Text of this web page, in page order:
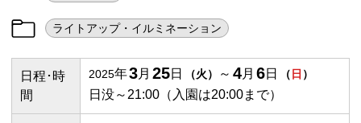
ライトアップ・イルミネーション
日程･時
間
2025年3月 25日 （火） ～ 4月 6日 （ 日 ）
日没～21:00（入園は20:00まで）